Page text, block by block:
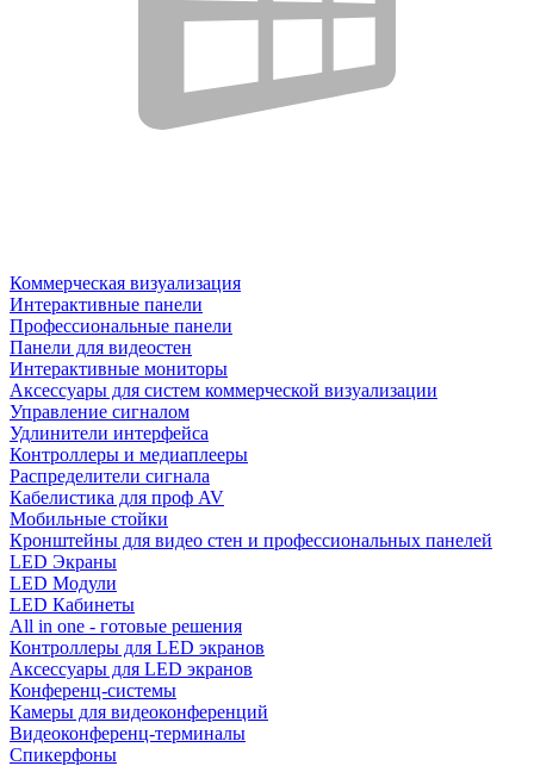
Коммерческая визуализация
Интерактивные панели
Профессиональные панели
Панели для видеостен
Интерактивные мониторы
Аксессуары для систем коммерческой визуализации
Управление сигналом
Удлинители интерфейса
Контроллеры и медиаплееры
Распределители сигнала
Кабелистика для проф AV
Мобильные стойки
Кронштейны для видео стен и профессиональных панелей
LED Экраны
LED Модули
LED Кабинеты
All in one - готовые решения
Контроллеры для LED экранов
Аксессуары для LED экранов
Конференц-системы
Камеры для видеоконференций
Видеоконференц-терминалы
Спикерфоны